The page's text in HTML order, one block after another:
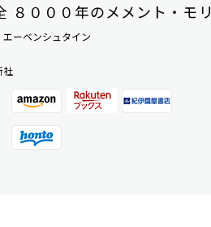
８０００年のメメント・モリ
ーベンシュタイン
社